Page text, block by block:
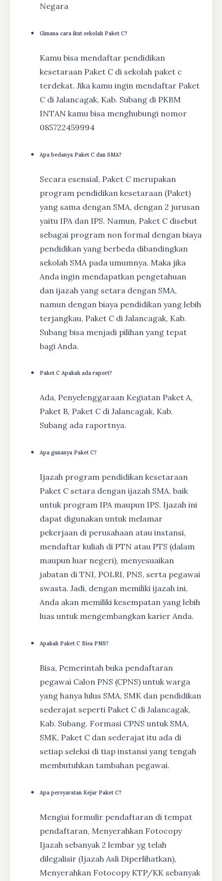
Negara
Gimana cara ikut sekolah Paket C?
Kamu bisa mendaftar pendidikan
kesetaraan Paket C di sekolah paket c
terdekat. Jika kamu ingin mendaftar Paket
C di Jalancagak, Kab. Subang di PKBM
INTAN kamu bisa menghubungi nomor
085722459994
Apa bedanya Paket C dan SMA?
Secara esensial, Paket C merupakan
program pendidikan kesetaraan (Paket)
yang sama dengan SMA, dengan 2 jurusan
yaitu IPA dan IPS. Namun, Paket C disebut
sebagai program non formal dengan biaya
pendidikan yang berbeda dibandingkan
sekolah SMA pada umumnya. Maka jika
Anda ingin mendapatkan pengetahuan
dan ijazah yang setara dengan SMA,
namun dengan biaya pendidikan yang lebih
terjangkau, Paket C di Jalancagak, Kab.
Subang bisa menjadi pilihan yang tepat
bagi Anda.
Paket C Apakah ada raport?
Ada, Penyelenggaraan Kegiatan Paket A,
Paket B, Paket C di Jalancagak, Kab.
Subang ada raportnya.
Apa gunanya Paket C?
Ijazah program pendidikan kesetaraan
Paket C setara dengan ijazah SMA, baik
untuk program IPA maupun IPS. Ijazah ini
dapat digunakan untuk melamar
pekerjaan di perusahaan atau instansi,
mendaftar kuliah di PTN atau PTS (dalam
maupun luar negeri), menyesuaikan
jabatan di TNI, POLRI, PNS, serta pegawai
swasta. Jadi, dengan memiliki ijazah ini,
Anda akan memiliki kesempatan yang lebih
luas untuk mengembangkan karier Anda.
Apakah Paket C Bisa PNS?
Bisa, Pemerintah buka pendaftaran
pegawai Calon PNS (CPNS) untuk warga
yang hanya lulus SMA, SMK dan pendidikan
sederajat seperti Paket C di Jalancagak,
Kab. Subang. Formasi CPNS untuk SMA,
SMK, Paket C dan sederajat itu ada di
setiap seleksi di tiap instansi yang tengah
membutuhkan tambahan pegawai.
Apa persyaratan Kejar Paket C?
Mengisi formulir pendaftaran di tempat
pendaftaran, Menyerahkan Fotocopy
Ijazah sebanyak 2 lembar yg telah
dilegalisir (Ijazah Asli Diperlihatkan),
Menyerahkan Fotocopy KTP/KK sebanyak